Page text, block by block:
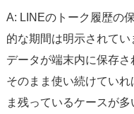
A: LINEのトーク履歴の
的な期間は明示されて
データが端末内に保存
そのまま使い続けてい
ま残っているケースが